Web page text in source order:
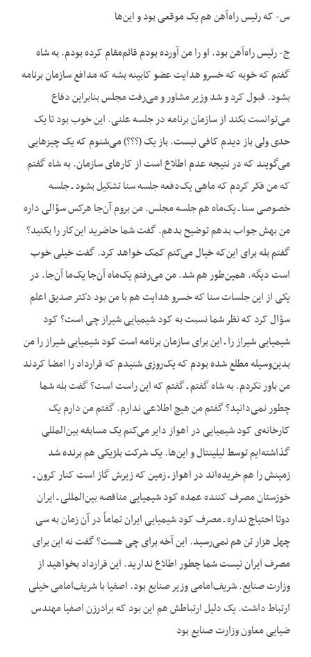
س- که رئیس راه‌آهن هم یک موقعی بود و این‌ها
ج- رئیس راه‌آهن بود. او را من آورده بودم قائم‌مقام کرده بودم. به شاه
گفتم که خوبه که خسرو هدایت عضو کابینه بشه که مدافع سازمان برنامه
بشود. قبول کرد و شد وزیر مشاور و می‌رفت مجلس بنابراین دفاع
می‌توانست بکند از سازمان برنامه در جلسه علنی. این خوب بود تا یک
حدی ولی باز دیدم کافی نیست. باز یک (؟؟؟) می‌شنوم که یک چیزهایی
می‌گویند که در نتیجه عدم اطلاع است از کارهای سازمان. به شاه گفتم
که من فکر کردم که ماهی یک‌دفعه جلسه سنا تشکیل بشود ـ جلسه
خصوصی سنا ـ یک‌ماه هم جلسه مجلس. من بروم آن‌جا هرکس سؤالی داره
من بهش جواب بدهم توضیح بدهم. گفت شما حاضرید این‌کار را بکنید؟
گفتم بله برای این‌که خیال می‌کنم کمک خواهد کرد. گفت خیلی خوب
است دیگه. همین‌طور هم شد. من می‌رفتم یک‌ماه آن‌جا یک‌ما آن‌جا. در
یکی از این جلسات سنا که خسرو هدایت هم با من بود دکتر صدیق اعلم
سؤال کرد که نظر شما نسبت به کود شیمیایی شیراز چی است؟ کود
شیمیایی شیراز را ـ این برای سازمان برنامه است کود شیمیایی شیراز را من
بدین‌وسیله مطلع شده بودم که یک‌روزی شنیدم که قرارداد را امضا کردند
من باور نکردم. به شاه گفتم ـ گفتم که این راست است؟ گفت بله شما
چطور نمی‌دانید؟ گفتم من هیچ اطلاعی ندارم. گفتم من دارم یک
کارخانه‌ی کود شیمیایی در اهواز دایر می‌کنم یک مسابقه بین‌المللی
گذاشته‌ایم توسط لیلینتال و این‌ها. یک شرکت بلژیکی هم برنده شد
زمینش را هم خریده‌اند در اهواز ـ زمین که زیرش گاز است کنار کرون ـ
خوزستان مصرف کننده عمده کود شیمیایی مناقصه بین‌المللی ـ ایران
دوتا احتیاج نداره ـ مصرف کود شیمیایی ایران تماماً در آن زمان به سی
چهل هزار تن هم نمی‌رسید. این آخه برای چی هست؟ گفت نه این برای
مصرف ایران نیست شما چطور اطلاع ندارید. این قرارداد بخواهید از
وزارت صنایع. شریف‌امامی وزیر صنایع بود. اصفیا با شریف‌امامی خیلی
ارتباط داشت. یک دلیل ارتباطش هم این بود که برادرزن اصفیا مهندس
ضیایی معاون وزارت صنایع بود